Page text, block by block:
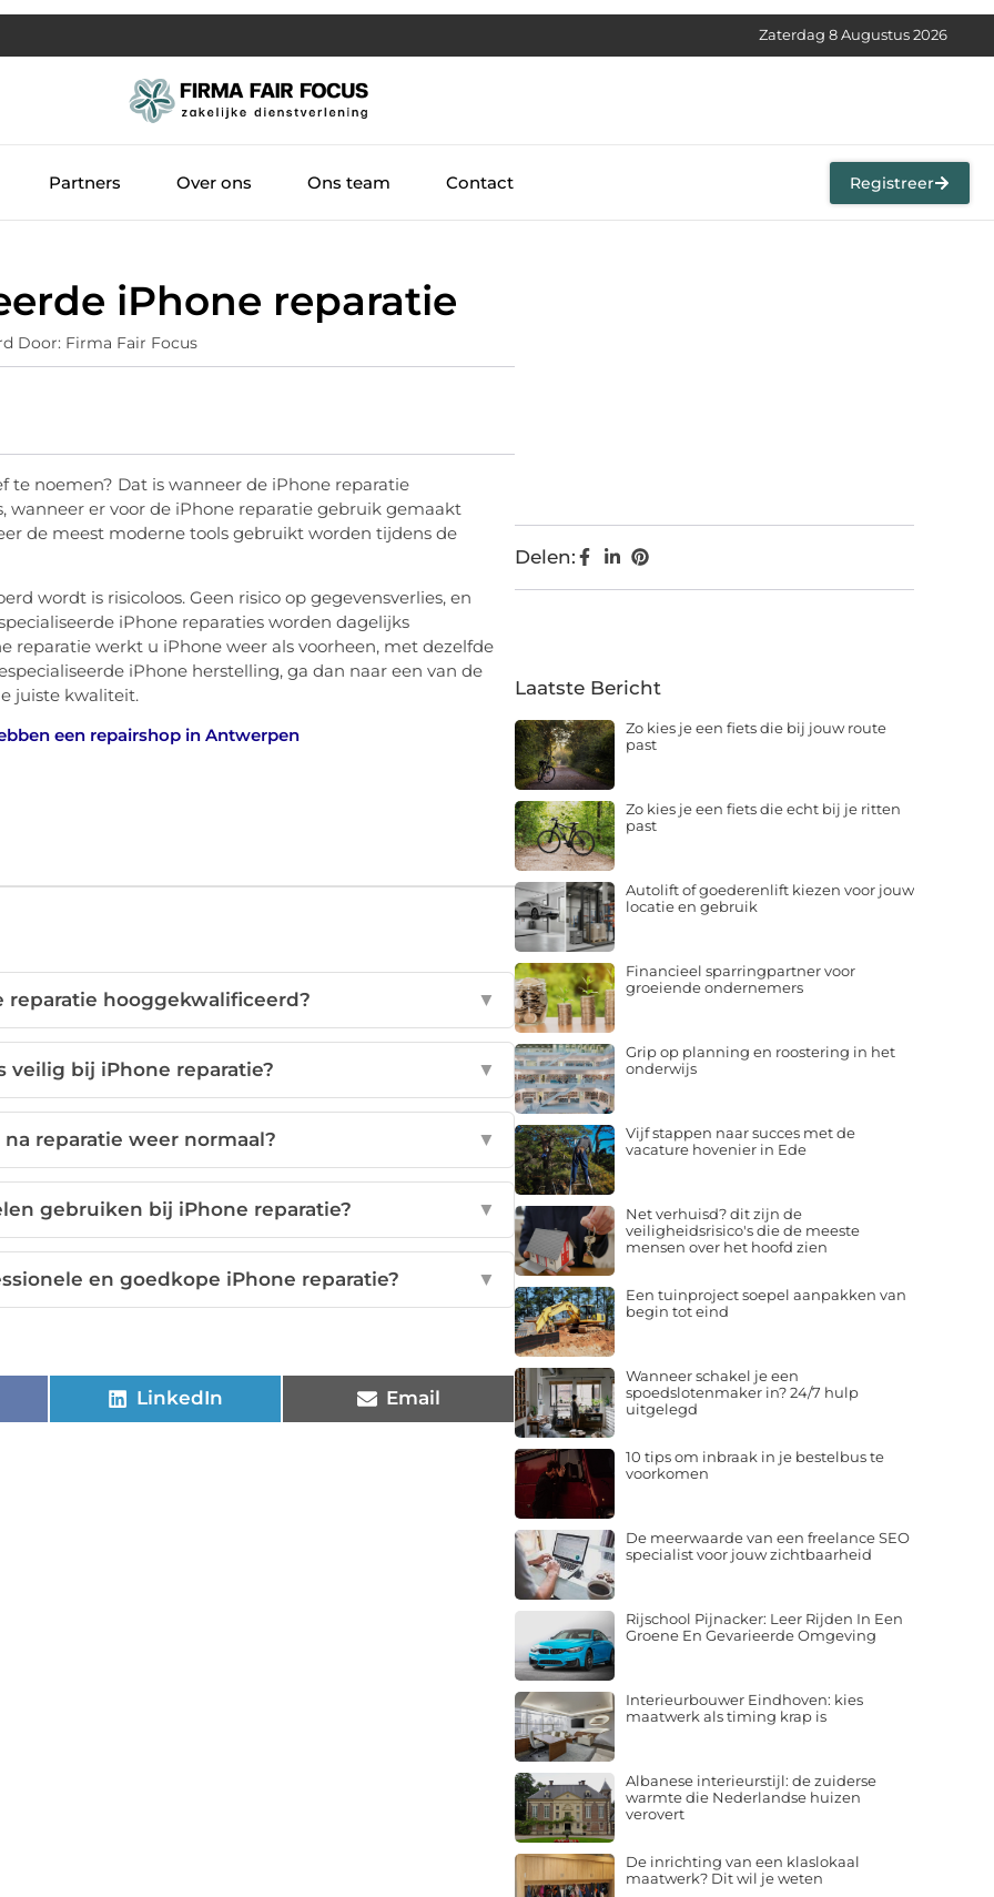
Zaterdag 8 Augustus 2026
Registreer
iPhone reparatie
Door: Firma Fair Focus
noemen? Dat is wanneer de iPhone reparatie
er voor de iPhone reparatie gebruik gemaakt
de meest moderne tools gebruikt worden tijdens de
wordt is risicoloos. Geen risico op gegevensverlies, en
iPhone reparaties worden dagelijks
reparatie werkt u iPhone weer als voorheen, met dezelfde
iPhone herstelling, ga dan naar een van de
juiste kwaliteit.
een repairshop in Antwerpen
reparatie hooggekwalificeerd? ▼
veilig bij iPhone reparatie? ▼
reparatie weer normaal? ▼
gebruiken bij iPhone reparatie? ▼
en goedkope iPhone reparatie? ▼
LinkedIn Email
Delen:
Laatste Bericht
Zo kies je een fiets die bij jouw route
past
Zo kies je een fiets die echt bij je ritten
past
Autolift of goederenlift kiezen voor jouw
locatie en gebruik
Financieel sparringpartner voor
groeiende ondernemers
Grip op planning en roostering in het
onderwijs
Vijf stappen naar succes met de
vacature hovenier in Ede
Net verhuisd? dit zijn de
veiligheidsrisico's die de meeste
mensen over het hoofd zien
Een tuinproject soepel aanpakken van
begin tot eind
Wanneer schakel je een
spoedslotenmaker in? 24/7 hulp
uitgelegd
10 tips om inbraak in je bestelbus te
voorkomen
De meerwaarde van een freelance SEO
specialist voor jouw zichtbaarheid
Rijschool Pijnacker: Leer Rijden In Een
Groene En Gevarieerde Omgeving
Interieurbouwer Eindhoven: kies
maatwerk als timing krap is
Albanese interieurstijl: de zuiderse
warmte die Nederlandse huizen
verovert
De inrichting van een klaslokaal
maatwerk? Dit wil je weten